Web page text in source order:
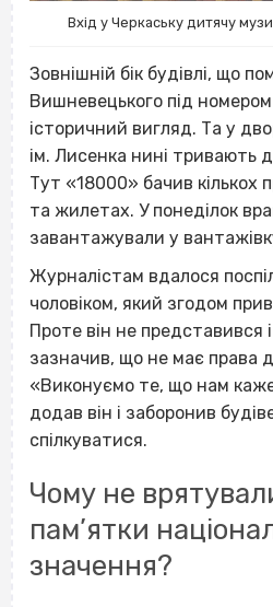
Вхід у Черкаську дитячу
Зовнішній бік будівлі, що
Вишневецького під номером
історичний вигляд. Та у
ім. Лисенка нині тривають
Тут «18000» бачив кількох
та жилетах. У понеділок
завантажували у
Журналістам вдалося
чоловіком, який згодом
Проте він не представився
зазначив, що не має права
«Виконуємо те, що нам
додав він і заборонив
спілкуватися.
Чому не
пам’ятки
значення?